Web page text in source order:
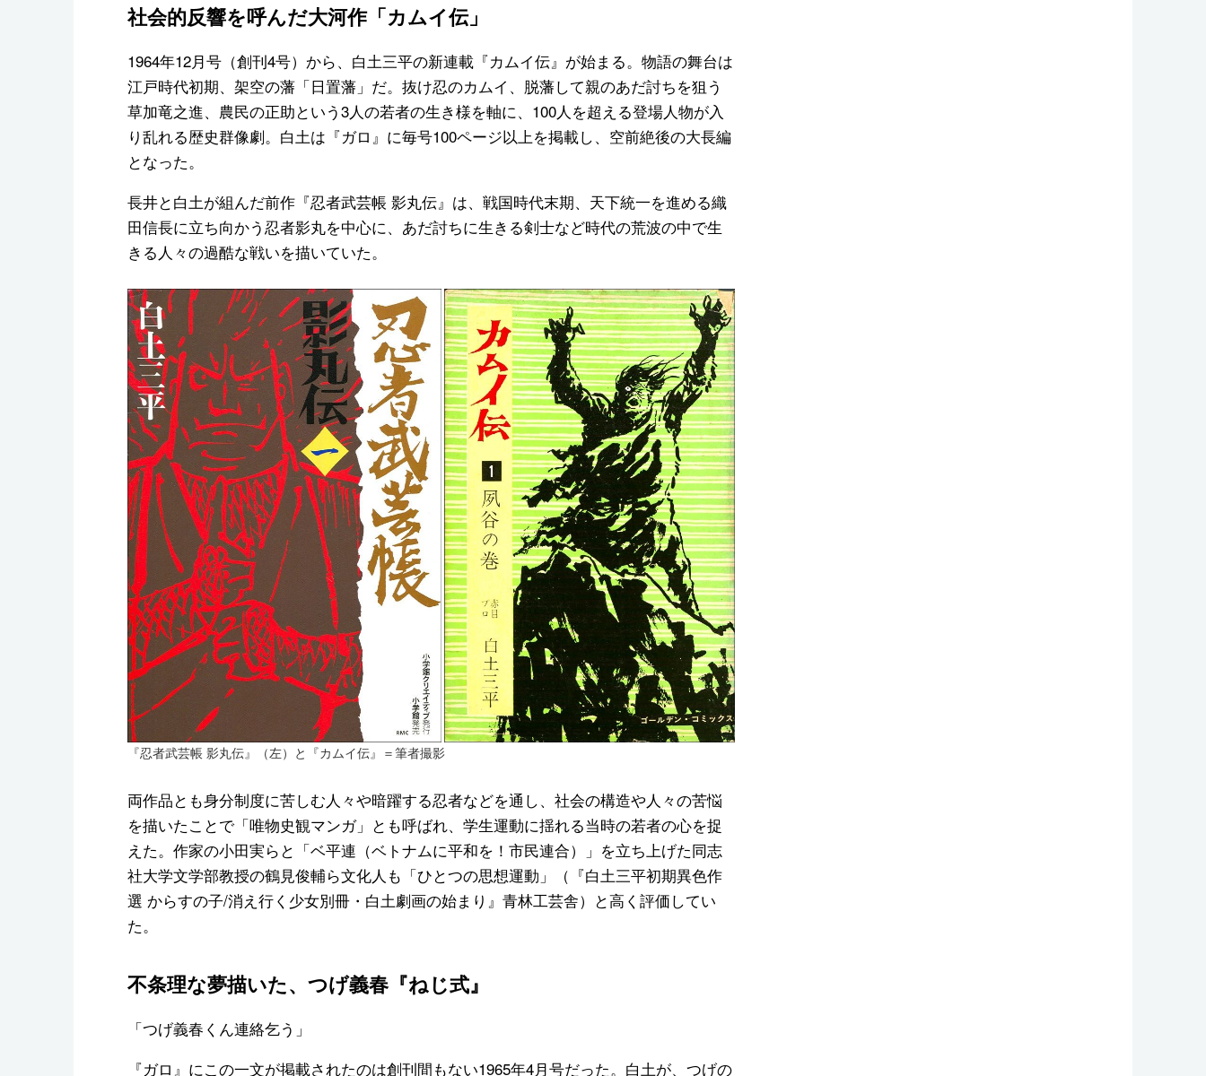
社会的反響を呼んだ大河作「カムイ伝」
1964年12月号（創刊4号）から、白土三平の新連載『カムイ伝』が始まる。物語の舞台は
江戸時代初期、架空の藩「日置藩」だ。抜け忍のカムイ、脱藩して親のあだ討ちを狙う
草加竜之進、農民の正助という3人の若者の生き様を軸に、100人を超える登場人物が入
り乱れる歴史群像劇。白土は『ガロ』に毎号100ページ以上を掲載し、空前絶後の大長編
となった。
長井と白土が組んだ前作『忍者武芸帳 影丸伝』は、戦国時代末期、天下統一を進める織
田信長に立ち向かう忍者影丸を中心に、あだ討ちに生きる剣士など時代の荒波の中で生
きる人々の過酷な戦いを描いていた。
『忍者武芸帳 影丸伝』（左）と『カムイ伝』＝筆者撮影
両作品とも身分制度に苦しむ人々や暗躍する忍者などを通し、社会の構造や人々の苦悩
を描いたことで「唯物史観マンガ」とも呼ばれ、学生運動に揺れる当時の若者の心を捉
えた。作家の小田実らと「ベ平連（ベトナムに平和を！市民連合）」を立ち上げた同志
社大学文学部教授の鶴見俊輔ら文化人も「ひとつの思想運動」（『白土三平初期異色作
選 からすの子/消え行く少女別冊・白土劇画の始まり』青林工芸舎）と高く評価してい
た。
不条理な夢描いた、つげ義春『ねじ式』
「つげ義春くん連絡乞う」
『ガロ』にこの一文が掲載されたのは創刊間もない1965年4月号だった。白土が、つげの